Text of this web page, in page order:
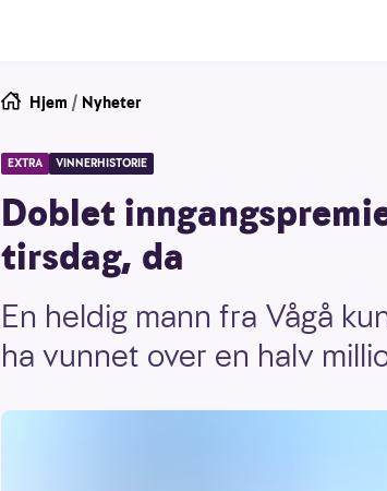
Hjem / Nyheter
EXTRA VINNERHISTORIE
Doblet
tirsdag, da
En heldig mann fra Vågå
ha vunnet over en halv